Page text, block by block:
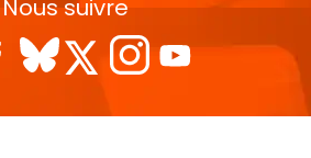
Nous suivre